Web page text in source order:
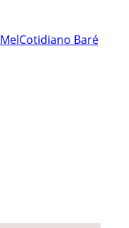
MelCotidiano Baré